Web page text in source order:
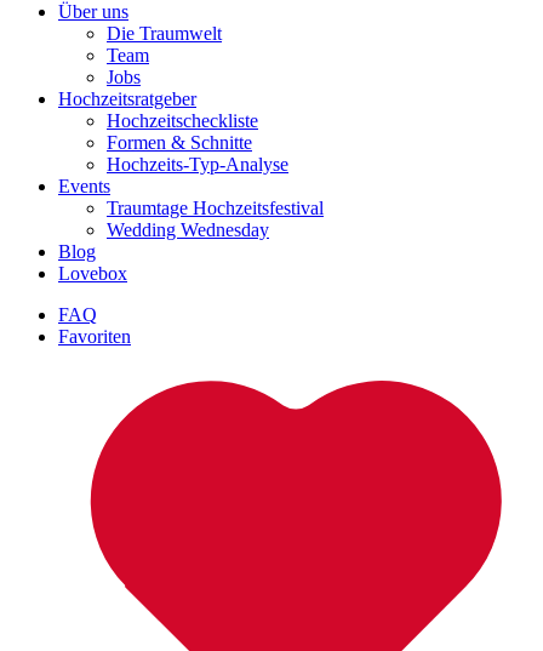
Über uns
Die Traumwelt
Team
Jobs
Hochzeitsratgeber
Hochzeitscheckliste
Formen & Schnitte
Hochzeits-Typ-Analyse
Events
Traumtage Hochzeitsfestival
Wedding Wednesday
Blog
Lovebox
FAQ
Favoriten